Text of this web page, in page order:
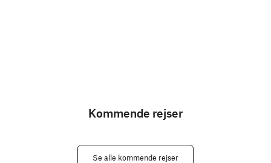
Kommende rejser
Se alle kommende rejser